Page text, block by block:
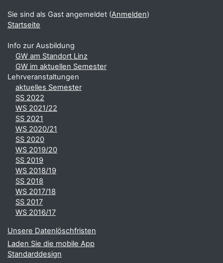
Sie sind als Gast angemeldet (Anmelden)
Startseite
Info zur Ausbildung
GW am Standort Linz
GW im aktuellen Semester
Lehrveranstaltungen
aktuelles Semester
SS 2022
WS 2021/22
SS 2021
WS 2020/21
SS 2020
WS 2019/20
SS 2019
WS 2018/19
SS 2018
WS 2017/18
SS 2017
WS 2016/17
Unsere Datenlöschfristen
Laden Sie die mobile App
Standarddesign